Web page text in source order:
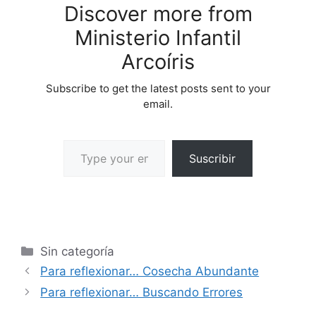
Discover more from
Ministerio Infantil
Arcoíris
Subscribe to get the latest posts sent to your
email.
Suscribir
Sin categoría
Para reflexionar… Cosecha Abundante
Para reflexionar… Buscando Errores